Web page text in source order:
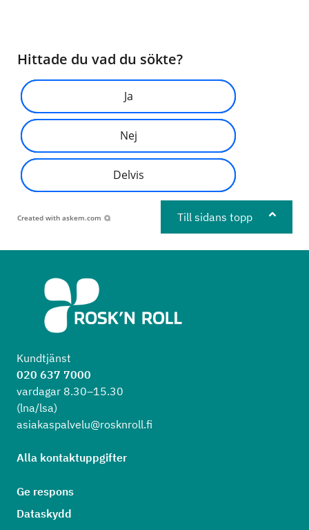
Hittade du vad du sökte?
Ja
Nej
Delvis
Created with askem.com Till sidans topp
Kundtjänst
020 637 7000
vardagar 8.30–15.30
(lna/lsa)
asiakaspalvelu@rosknroll.fi
Alla kontaktuppgifter
Ge respons
Dataskydd